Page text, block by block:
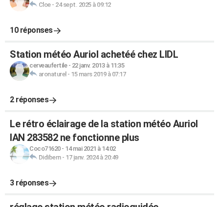
Cloe- 24 sept. 2025 à 09:12
10 réponses
Station météo Auriol achetéé chez LIDL
cerveaufertile- 22 janv. 2013 à 11:35
aronaturel - 15 mars 2019 à 07:17
2 réponses
Le rétro éclairage de la station météo Auriol
IAN 283582 ne fonctionne plus
Coco71620- 14 mai 2021 à 14:02
Didibern- 17 janv. 2024 à 20:49
3 réponses